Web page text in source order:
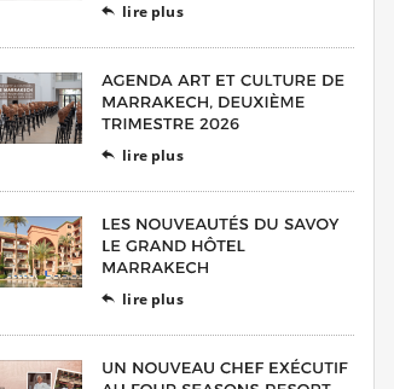
 lire plus
 lire plus
 lire plus